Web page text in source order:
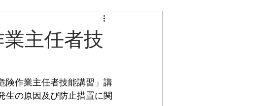
業主任者技
険作業主任者技能講習」講
生の原因及び防止措置に関